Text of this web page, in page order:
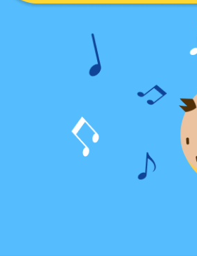
ноутбука «Чего плачешь»